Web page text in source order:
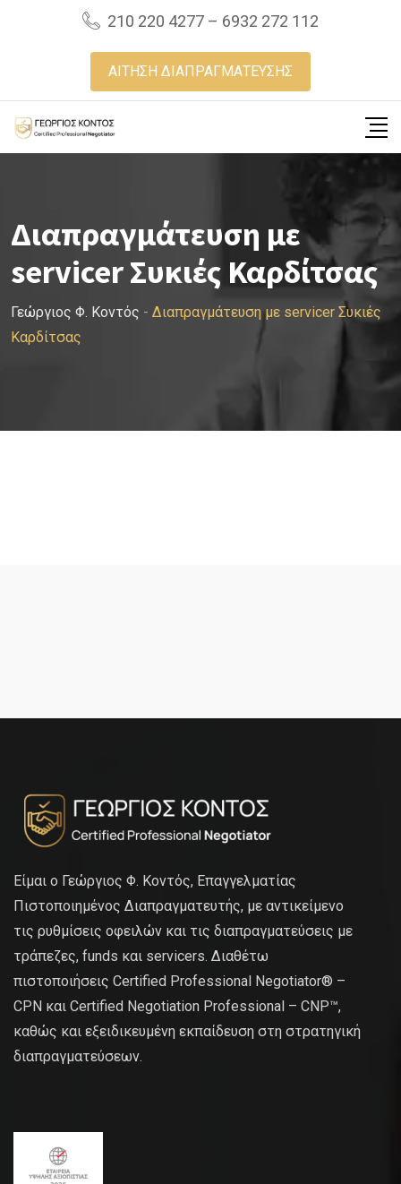
210 220 4277 – 6932 272 112
ΑΙΤΗΣΗ ΔΙΑΠΡΑΓΜΑΤΕΥΣΗΣ
Διαπραγμάτευση με
servicer Συκιές Καρδίτσας
Γεώργιος Φ. Κοντός - Διαπραγμάτευση με servicer Συκιές
Καρδίτσας
Είμαι ο Γεώργιος Φ. Κοντός, Επαγγελματίας
Πιστοποιημένος Διαπραγματευτής, με αντικείμενο
τις ρυθμίσεις οφειλών και τις διαπραγματεύσεις με
τράπεζες, funds και servicers. Διαθέτω
πιστοποιήσεις Certified Professional Negotiator® –
CPN και Certified Negotiation Professional – CNP™,
καθώς και εξειδικευμένη εκπαίδευση στη στρατηγική
διαπραγματεύσεων.